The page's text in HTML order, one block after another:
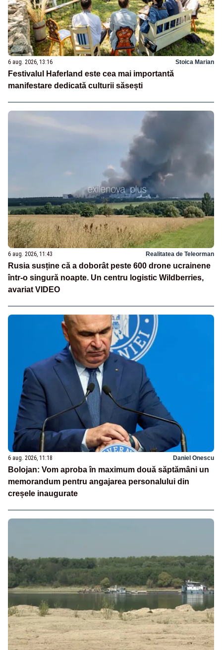
6 aug. 2026, 13:16 Stoica Marian
Festivalul Haferland este cea mai importantă
manifestare dedicată culturii săsești
6 aug. 2026, 11:43 Realitatea de Teleorman
Rusia susține că a doborât peste 600 drone ucrainene
într-o singură noapte. Un centru logistic Wildberries,
avariat VIDEO
6 aug. 2026, 11:18 Daniel Onescu
Bolojan: Vom aproba în maximum două săptămâni un
memorandum pentru angajarea personalului din
creșele inaugurate